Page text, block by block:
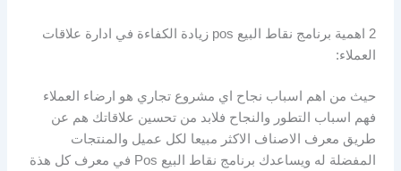
2 اهمية برنامج نقاط البيع pos زيادة الكفاءة في ادارة علاقات
العملاء:
حيث من اهم اسباب نجاح اي مشروع تجاري هو ارضاء العملاء
فهم اسباب التطور والنجاح فلابد من تحسين علاقاتك هم عن
طريق معرف الاصناف الاكثر مبيعا لكل عميل والمنتجات
المفضلة له ويساعدك برنامج نقاط البيع Pos في معرف كل هذة